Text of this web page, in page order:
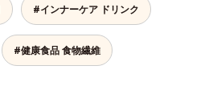
#インナーケア ドリンク
#健康食品 食物繊維